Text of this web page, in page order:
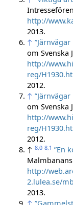
http://
2013.
↑
om Svenska
http://
reg/
2012.
↑
om Svenska
http://
reg/
2012.
↑8,0 8,1 ”En
http://
2.lulea.se/
2013.